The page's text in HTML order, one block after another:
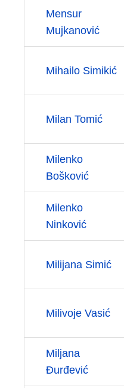
Mensur
Mujkanović
Mihailo Simikić
Milan Tomić
Milenko
Bošković
Milenko
Ninković
Milijana Simić
Milivoje Vasić
Miljana
Đurđević